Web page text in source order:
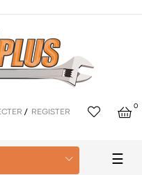
/ REGISTER
0
☰